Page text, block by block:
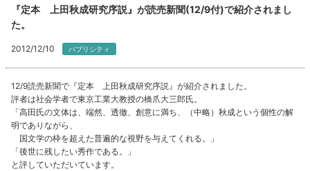
『定本 上田秋成研究序説』が読売新聞(12/9付)で紹介されまし
た。
2012/12/10 パブリシティ
12/9読売新聞で『定本 上田秋成研究序説』が紹介されました。
評者は社会学者で東京工業大教授の橋爪大三郎氏。
「高田氏の文体は、端然、透徹、創意に満ち、（中略）秋成という個性の解
明でありながら、
国文学の枠を超えた普遍的な視野を与えてくれる。」
「後世に残したい秀作である。」
と評していただいています。